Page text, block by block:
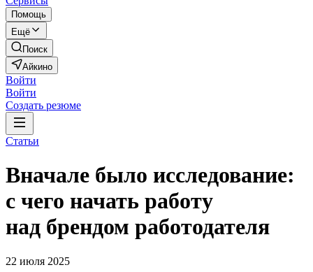
Помощь
Ещё
Поиск
Айкино
Войти
Войти
Создать резюме
Статьи
Вначале было исследование:
с чего начать работу
над брендом работодателя
22 июля 2025